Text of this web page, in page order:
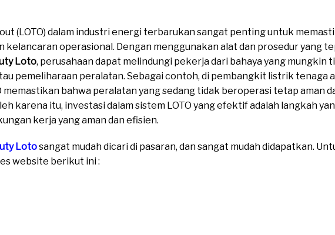
(LOTO) dalam industri energi terbarukan sangat penting untuk
kelancaran operasional. Dengan menggunakan alat dan prosedur yang
Loto, perusahaan dapat melindungi pekerja dari bahaya yang mungkin
pemeliharaan peralatan. Sebagai contoh, di pembangkit listrik tenaga
memastikan bahwa peralatan yang sedang tidak beroperasi tetap aman
karena itu, investasi dalam sistem LOTO yang efektif adalah langkah
kerja yang aman dan efisien.
Lotosangat mudah dicari di pasaran, dan sangat mudah didapatkan.
website berikut ini :